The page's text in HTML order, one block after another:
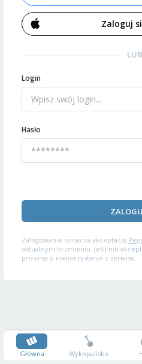
Zaloguj
LUB
Login
Hasło
Zalogowanie oznacza akceptację
aktualnym brzmieniu. Jeśli nie
prosimy o niekorzystanie z serwisu.
Główna Wykopalisko